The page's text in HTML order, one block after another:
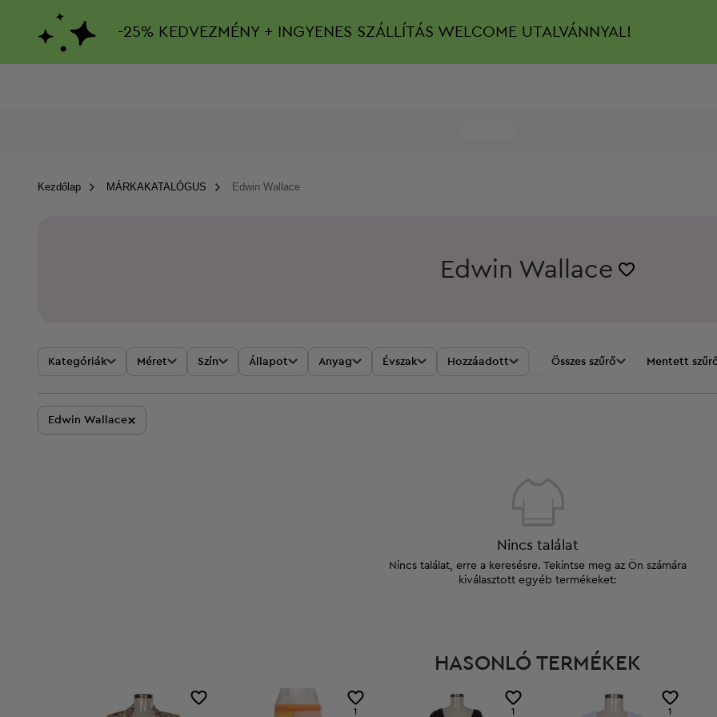
-25% KEDVEZMÉNY + INGYENES SZÁLLÍTÁS WELCOME UTALVÁNNYAL!
Kezdőlap MÁRKAKATALÓGUS Edwin Wallace
Edwin Wallace
Kategóriák Méret Szín Állapot Anyag Évszak Hozzáadott Akciók Ár
Összes szűrő Mentett
Edwin Wallace×
Nincs találat
Nincs találat, erre a keresésre. Tekintse meg az Ön számára
kiválasztott egyéb termékeket:
HASONLÓ TERMÉKEK
1 1 1